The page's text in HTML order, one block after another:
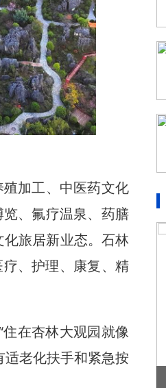
加工、中医药文化
、氟疗温泉、药膳
旅居新业态。石林
、护理、康复、精
在杏林大观园就像
老化扶手和紧急按